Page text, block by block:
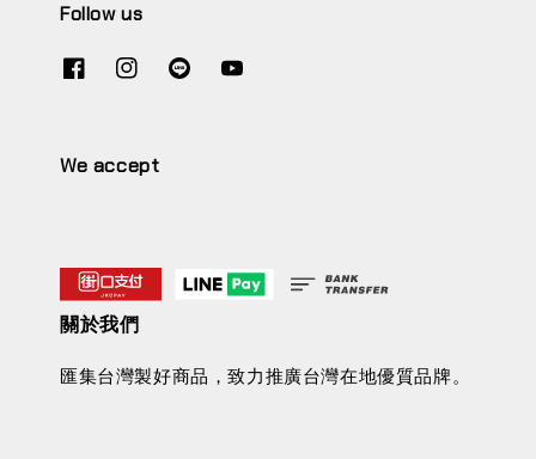
Follow us
We accept
關於我們
匯集台灣製好商品，致力推廣台灣在地優質品牌。